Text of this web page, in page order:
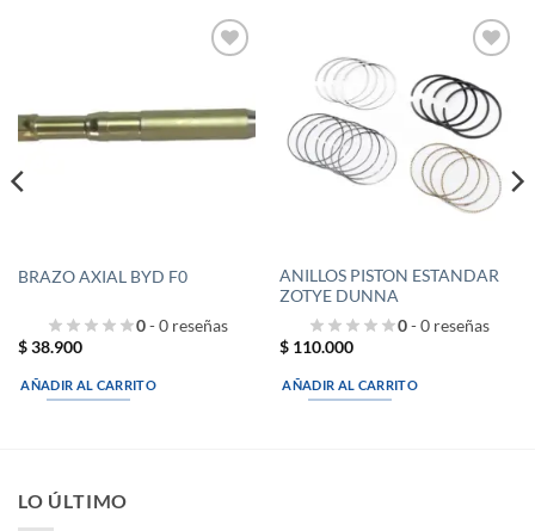
lista de
deseos
BRAZO AXIAL BYD F0
0- 0 reseñas
$38.900
AÑADIR AL CARRITO
a la
lista de
deseos
ANILLOS PISTON ESTANDAR
ZOTYE DUNNA
0- 0 reseñas
$110.000
AÑADIR AL CARRITO
LO ÚLTIMO